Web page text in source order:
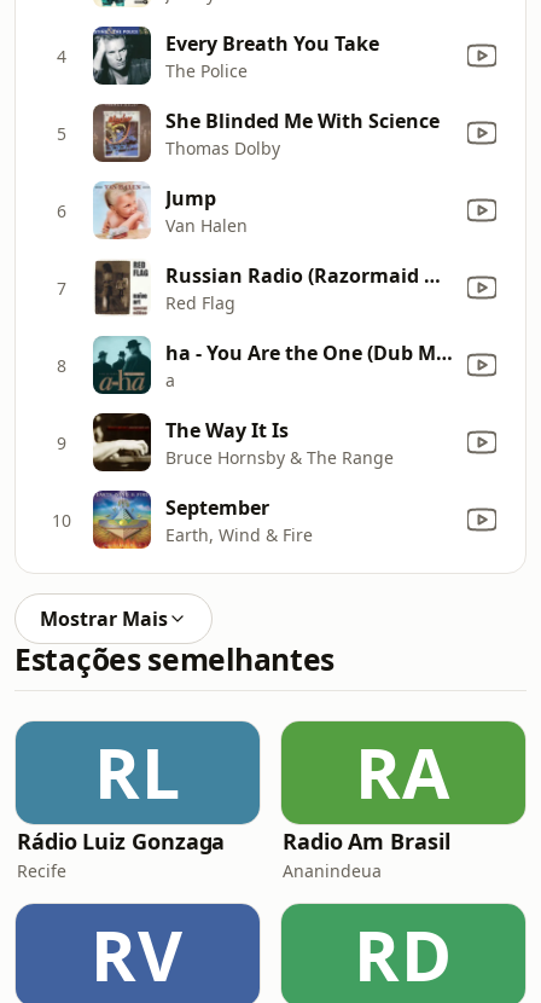
4 Every Breath You Take
The Police
5 She Blinded Me With Science
Thomas Dolby
6 Jump
Van Halen
7 Russian Radio (Razormaid Dub)
Red Flag
8 ha - You Are the One (Dub Mix Edit)
a
9 The Way It Is
Bruce Hornsby & The Range
10 September
Earth, Wind & Fire
Mostrar Mais
Estações semelhantes
RL
Rádio Luiz Gonzaga
Recife
RA
Radio Am Brasil
Ananindeua
RV RD